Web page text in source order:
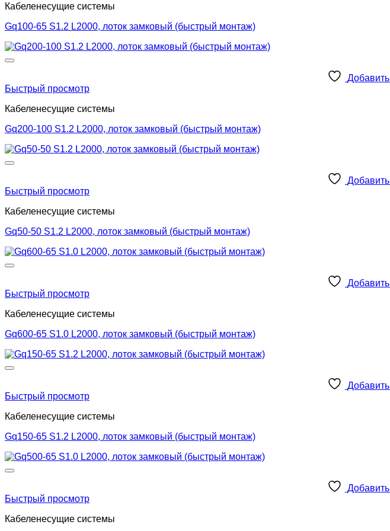
Кабеленесущие системы
Gq100-65 S1.2 L2000, лоток замковый (быстрый монтаж)
Быстрый просмотр
Кабеленесущие системы
Gq200-100 S1.2 L2000, лоток замковый (быстрый монтаж)
Быстрый просмотр
Кабеленесущие системы
Gq50-50 S1.2 L2000, лоток замковый (быстрый монтаж)
Быстрый просмотр
Кабеленесущие системы
Gq600-65 S1.0 L2000, лоток замковый (быстрый монтаж)
Быстрый просмотр
Кабеленесущие системы
Gq150-65 S1.2 L2000, лоток замковый (быстрый монтаж)
Быстрый просмотр
Кабеленесущие системы